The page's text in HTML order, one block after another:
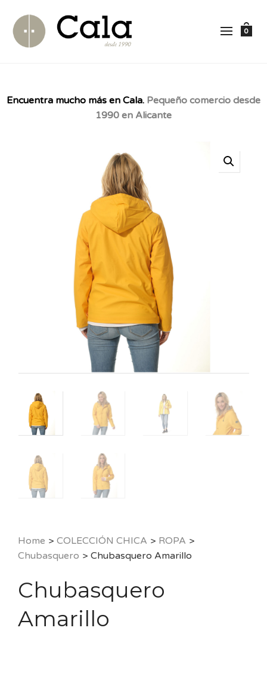
0
Encuentra mucho más en Cala. Pequeño comercio desde
1990 en Alicante
Home > COLECCIÓN CHICA > ROPA >
Chubasquero > Chubasquero Amarillo
Chubasquero
Amarillo